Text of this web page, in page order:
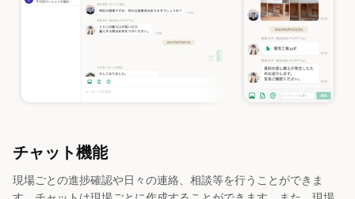
チャット機能
現場ごとの進捗確認や日々の連絡、相談等を行うことができま